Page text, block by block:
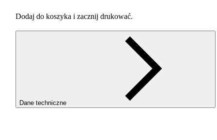
Dodaj do koszyka i zacznij drukować.
Dane techniczne